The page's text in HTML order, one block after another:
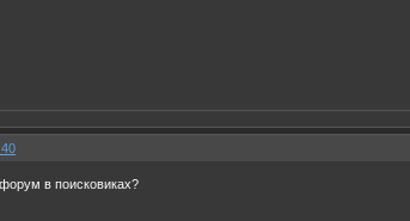
в поисковиках?